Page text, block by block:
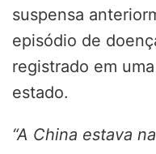
suspensa
episódio de
registrado em
estado.
“A China estava